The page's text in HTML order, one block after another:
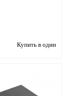
Купить в один клик